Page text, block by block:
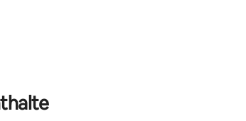
5 von 5, 12 Bewertungen